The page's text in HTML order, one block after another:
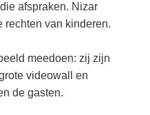
afspraken. Nizar
rechten van kinderen.
meedoen: zij zijn
videowall en
de gasten.